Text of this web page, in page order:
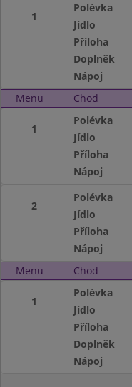
1
Polévka
Jídlo
Příloha
Doplněk
Nápoj
Menu
Chod
1
Polévka
Jídlo
Příloha
Nápoj
2
Polévka
Jídlo
Příloha
Nápoj
Menu
Chod
1
Polévka
Jídlo
Příloha
Doplněk
Nápoj